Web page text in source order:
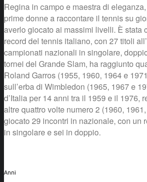
Regina in campo e maestra di
prime donne a raccontare il tennis su
averlo giocato ai massimi livelli. È stata
record del tennis italiano, con 27 titoli
campionati nazionali in singolare,
tornei del Grande Slam, ha raggiunto
Roland Garros (1955, 1960, 1964 e
sull’erba di Wimbledon (1965, 1967 e
d’Italia per 14 anni tra il 1959 e il 1976,
altre quattro volte numero 2 (1960,
giocato 29 incontri in nazionale, con un
in singolare e sei in doppio.
Anni